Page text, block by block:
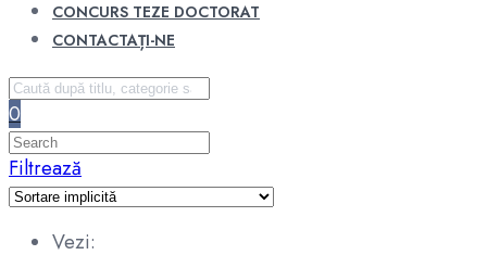
CONCURS TEZE DOCTORAT
CONTACTAȚI-NE
0
Filtrează
Vezi: